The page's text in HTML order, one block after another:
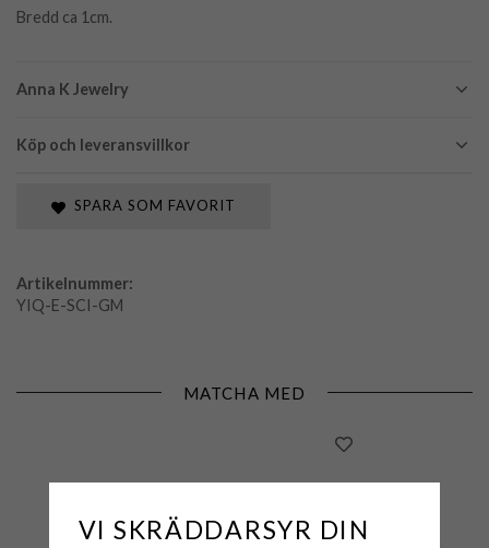
Anna K Jewelry
Köp och leveransvillkor
Bredd ca 1cm.
SPARA SOM FAVORIT
Artikelnummer:
YIQ-E-SCI-GM
MATCHA MED
VI SKRÄDDARSYR DIN